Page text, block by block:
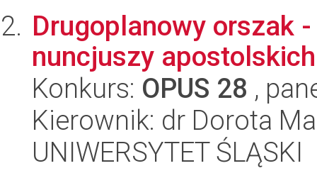
Drugoplanowy orszak
nuncjuszy
Konkurs: OPUS 28 ,
Kierownik: dr Dorota
UNIWERSYTET ŚLĄSKI